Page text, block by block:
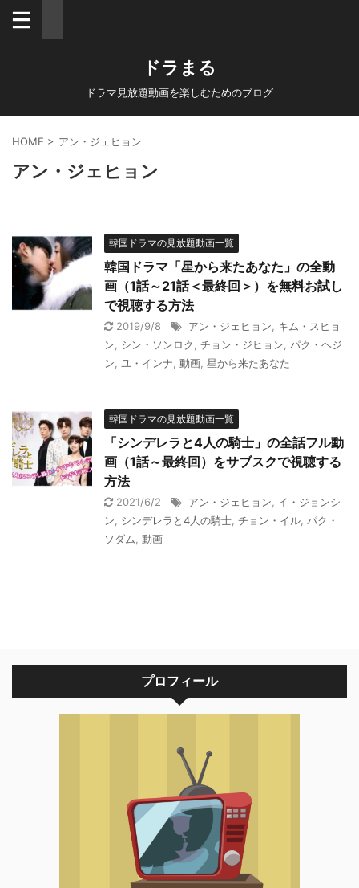
ドラまる
ドラマ見放題動画を楽しむためのブログ
HOME > アン・ジェヒョン
アン・ジェヒョン
韓国ドラマの見放題動画一覧
韓国ドラマ「星から来たあなた」の全動
画（1話～21話＜最終回＞）を無料お試し
で視聴する方法
2019/9/8 アン・ジェヒョン
キム・スヒョ
ン
シン・ソンロク チョン・ジヒョン
パク・ヘジ
ン
ユ・インナ 動画 星から来たあなた
韓国ドラマの見放題動画一覧
「シンデレラと4人の騎士」の全話フル動
画（1話～最終回）をサブスクで視聴する
方法
2021/6/2 アン・ジェヒョン
イ・ジョンシ
ン
シンデレラと4人の騎士 チョン・イル パク・
ソダム
動画
プロフィール